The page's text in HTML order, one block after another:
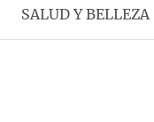
SALUD Y BELLEZA